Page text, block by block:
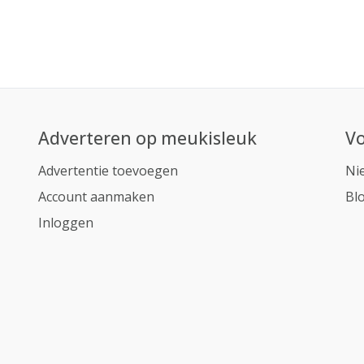
Adverteren op meukisleuk
Advertentie toevoegen
Account aanmaken
Inloggen